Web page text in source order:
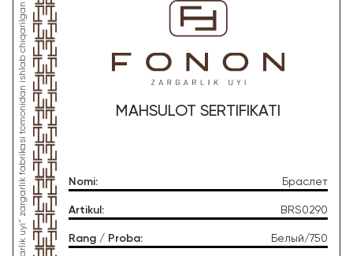
MAHSULOT SERTIFIKATI
Nomi: Браслет
Artikul : BRS0290
Rang / Proba: Белый/750